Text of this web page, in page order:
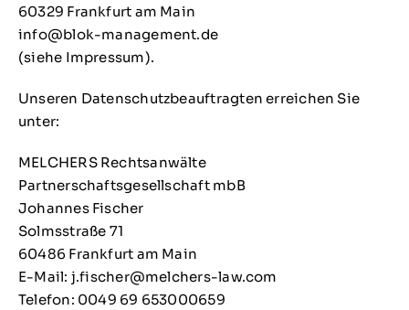
60329 Frankfurt am Main
info@blok-management.de
(siehe Impressum).
Unseren Datenschutzbeauftragten erreichen Sie
unter:
MELCHERS Rechtsanwälte
Partnerschaftsgesellschaft mbB
Johannes Fischer
Solmsstraße 71
60486 Frankfurt am Main
E-Mail: j.fischer@melchers-law.com
Telefon: 0049 69 653000659